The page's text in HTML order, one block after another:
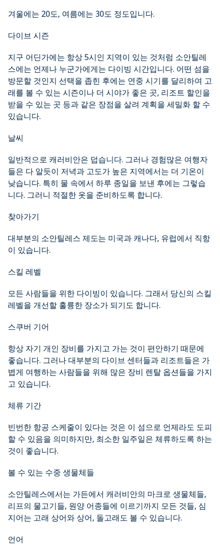
겨울에는 20도, 여름에는 30도 정도입니다.
다이브 시즌
지구 어딘가에는 항상 5시인 지역이 있는 것처럼 소안틸레
스에는 언제나 누군가에게는 다이빙 시간입니다. 어떤 섬을
방문할 것인지 선택을 좁힌 후에는 연중 시기를 달리하여 고
래를 볼 수 있는 시즌이나 더 시야가 좋은 곳, 리조트 할인을
받을 수 있는 곳 등과 같은 장점을 살려 계획을 세밀화 할 수
있습니다.
날씨
일반적으로 캐러비안은 덥습니다. 그러나 경험많은 여행자
들은 다 알듯이 저녁과 고도가 높은 지역에서는 더 기온이
낮습니다. 특히 물 속에서 하루 종일을 보낸 후에는 그렇습
니다. 그러니 적절한 옷을 준비하도록 합니다.
찾아가기
대부분의 소안틸레스 제도는 미국과 캐나다, 유럽에서 직항
이 있습니다.
스킬 레벨
모든 사람들을 위한 다이빙이 있습니다. 그래서 당신의 스킬
레벨을 개선할 훌륭한 장소가 되기도 합니다.
스쿠버 기어
항상 자기 개인 장비를 가지고 가는 것이 편안하기 때문에
좋습니다. 그러나 대부분의 다이브 센터들과 리조트들은 가
볍게 여행하는 사람들을 위해 많은 장비 렌탈 옵션들을 가지
고 있습니다.
체류 기간
빈번한 항공 스케줄이 있다는 것은 이 섬으로 언제라도 도피
할 수 있음을 의미하지만, 최소한 일주일은 체류하도록 하는
것이 좋습니다.
볼 수 있는 수중 생물체들
소안틸레스에서는 가든에서 캐러비안의 마크로 생물체들,
리프의 물고기들, 원양 어종들에 이르기까지 모든 것들, 심
지어는 고래 상어와 상어, 돌고래도 볼 수 있습니다.
언어